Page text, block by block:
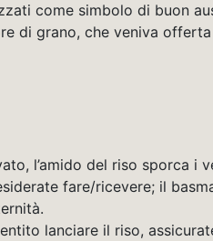
come simbolo di buon
di grano, che veniva
l’amido del riso sporca i
fare/ricevere; il
lanciare il riso,